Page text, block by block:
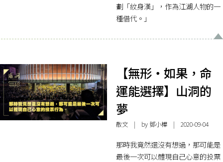
劃「紋身漢」，作為江湖人物的一
種借代。」
【無形・如果，命
運能選擇】山洞的
夢
散文| by鄧小樺| 2020-09-04
那時我竟然還沒有想過，那可能是
最後一次可以體現自己心意的投票